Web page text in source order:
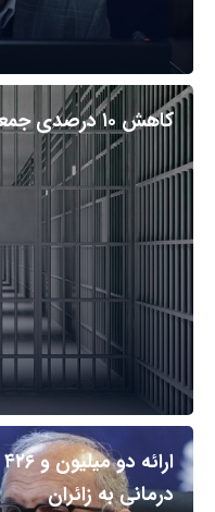
کاهش ۱۰ درصدی جمعیت کیفری زندان‌های بوشهر
درمانی به زائران